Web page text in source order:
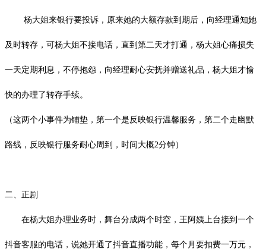
杨大姐来银行要投诉，原来她的大额存款到期后，向经理通知她
及时转存，可杨大姐不接电话，直到第二天才打通，杨大姐心痛损失
一天定期利息，不停抱怨，向经理耐心安抚并赠送礼品，杨大姐才愉
快的办理了转存手续。
（这两个小事件为铺垫，第一个是反映银行温馨服务，第二个走幽默
路线，反映银行服务耐心周到，时间大概2分钟）
二、正剧
在杨大姐办理业务时，舞台分成两个时空，王阿姨上台接到一个
抖音客服的电话，说她开通了抖音直播功能，每个月要扣费一万元，